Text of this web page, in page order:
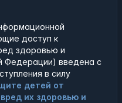
доступ к
здоровью и
Федерации) введена с
в силу
детей от
их здоровью и